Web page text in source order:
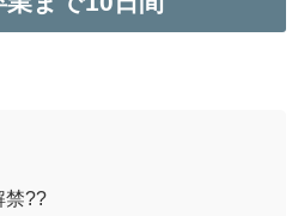
禁??